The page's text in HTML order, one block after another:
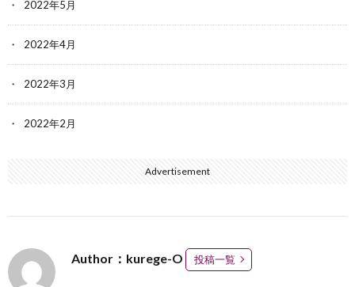
2022年5月
2022年4月
2022年3月
2022年2月
Advertisement
Author：kurege-O 投稿一覧